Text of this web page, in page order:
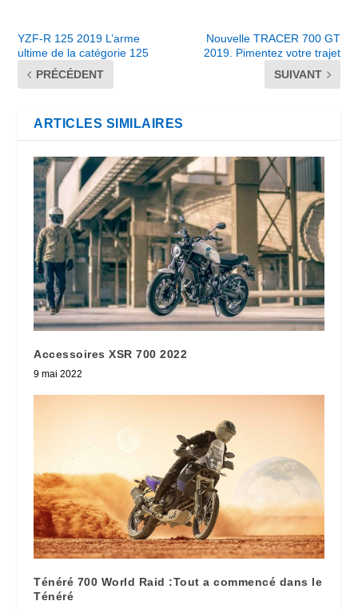
YZF-R 125 2019 L’arme
ultime de la catégorie 125
PRÉCÉDENT
Nouvelle TRACER 700 GT
2019. Pimentez votre trajet
SUIVANT
ARTICLES SIMILAIRES
Accessoires XSR 700 2022
9 mai 2022
Ténéré 700 World Raid :Tout a commencé dans le
Ténéré